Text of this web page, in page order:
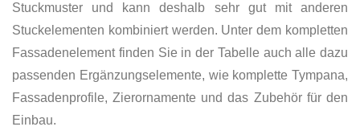
Stuckmuster und kann deshalb sehr gut mit anderen
Stuckelementen kombiniert werden. Unter dem kompletten
Fassadenelement finden Sie in der Tabelle auch alle dazu
passenden Ergänzungselemente, wie komplette Tympana,
Fassadenprofile, Zierornamente und das Zubehör für den
Einbau.